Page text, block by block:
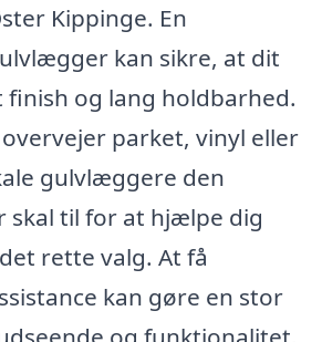
Kippinge. En
kan sikre, at dit
og lang holdbarhed.
parket, vinyl eller
gulvlæggere den
skal til for at hjælpe dig
rette valg. At få
kan gøre en stor